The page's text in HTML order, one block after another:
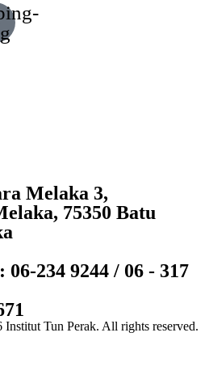
Melaka 3,
75350 Batu
234 9244 / 06 - 317
Tun Perak. All rights reserved.